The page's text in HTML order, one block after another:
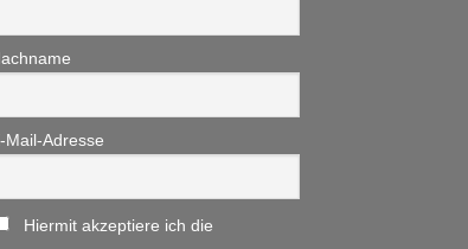
Mail-Adresse
Hiermit akzeptiere ich die